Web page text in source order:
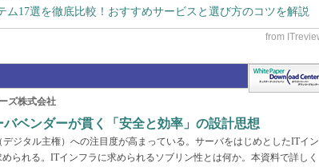
ム17選を徹底比較！おすすめサービスと選び方のコツを解説
ズ株式会社
ベンダーが貫く「安全と効率」の設計思想
ジタル主権）への注目度が高まっている。サーバをはじめとしたITイン
られる。ITインフラに求められるソブリン性とは何か。本資料で詳しく